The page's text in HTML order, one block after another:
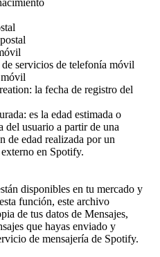
servicios de telefonía móvil
la fecha de registro del
es la edad estimada o
del usuario a partir de una
de edad realizada por un
en Spotify.
disponibles en tu mercado y
función, este archivo
de tus datos de Mensajes,
que hayas enviado y
de mensajería de Spotify.